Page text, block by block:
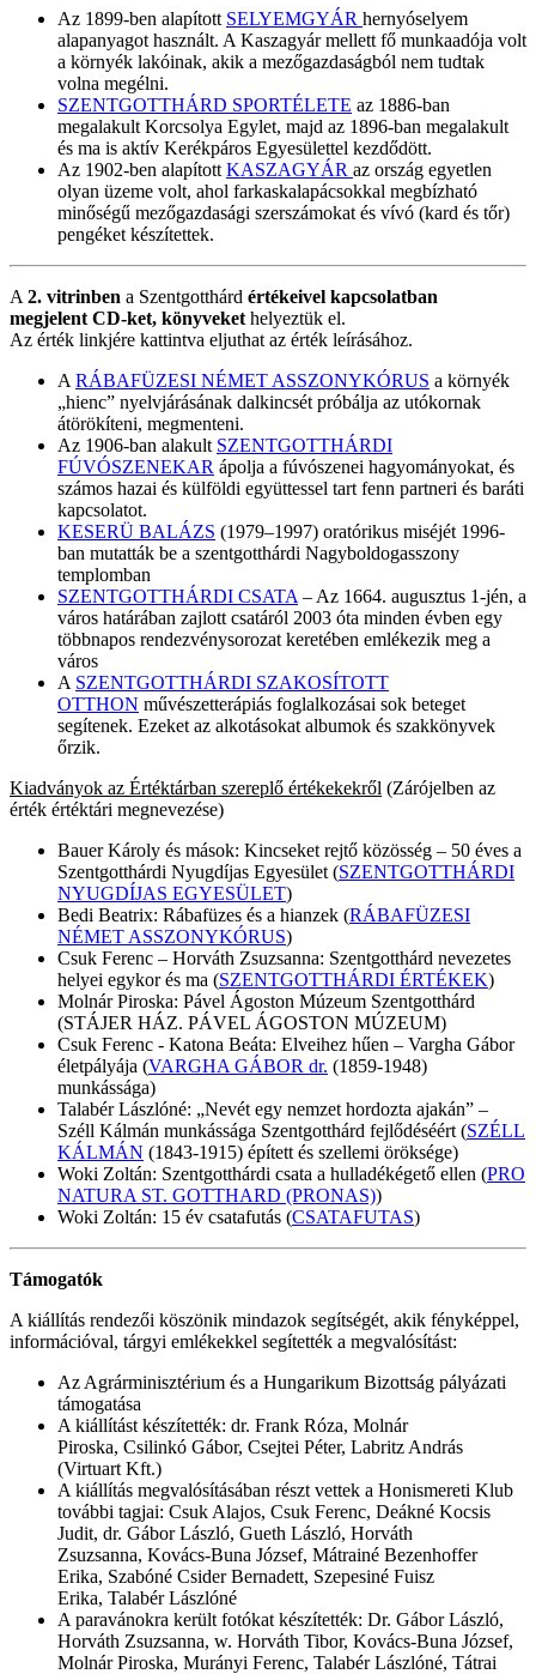
Az 1899-ben alapított SELYEMGYÁR hernyóselyem
alapanyagot használt. A Kaszagyár mellett fő munkaadója volt
a környék lakóinak, akik a mezőgazdaságból nem tudtak
volna megélni.
SZENTGOTTHÁRD SPORTÉLETE az 1886-ban
megalakult Korcsolya Egylet, majd az 1896-ban megalakult
és ma is aktív Kerékpáros Egyesülettel kezdődött.
Az 1902-ben alapított KASZAGYÁR az ország egyetlen
olyan üzeme volt, ahol farkaskalapácsokkal megbízható
minőségű mezőgazdasági szerszámokat és vívó (kard és tőr)
pengéket készítettek.
A 2. vitrinben a Szentgotthárd értékeivel kapcsolatban
megjelent CD-ket, könyveket helyeztük el.
Az érték linkjére kattintva eljuthat az érték leírásához.
A RÁBAFÜZESI NÉMET ASSZONYKÓRUS a környék
„hienc” nyelvjárásának dalkincsét próbálja az utókornak
átörökíteni, megmenteni.
Az 1906-ban alakult SZENTGOTTHÁRDI
FÚVÓSZENEKAR ápolja a fúvószenei hagyományokat, és
számos hazai és külföldi együttessel tart fenn partneri és baráti
kapcsolatot.
KESERÜ BALÁZS (1979–1997) oratórikus miséjét 1996-
ban mutatták be a szentgotthárdi Nagyboldogasszony
templomban
SZENTGOTTHÁRDI CSATA – Az 1664. augusztus 1-jén, a
város határában zajlott csatáról 2003 óta minden évben egy
többnapos rendezvénysorozat keretében emlékezik meg a
város
A SZENTGOTTHÁRDI SZAKOSÍTOTT
OTTHON művészetterápiás foglalkozásai sok beteget
segítenek. Ezeket az alkotásokat albumok és szakkönyvek
őrzik.
Kiadványok az Értéktárban szereplő értékekekről (Zárójelben az
érték értéktári megnevezése)
Bauer Károly és mások: Kincseket rejtő közösség – 50 éves a
Szentgotthárdi Nyugdíjas Egyesület (SZENTGOTTHÁRDI
NYUGDÍJAS EGYESÜLET)
Bedi Beatrix: Rábafüzes és a hianzek (RÁBAFÜZESI
NÉMET ASSZONYKÓRUS)
Csuk Ferenc – Horváth Zsuzsanna: Szentgotthárd nevezetes
helyei egykor és ma (SZENTGOTTHÁRDI ÉRTÉKEK)
Molnár Piroska: Pável Ágoston Múzeum Szentgotthárd
(STÁJER HÁZ. PÁVEL ÁGOSTON MÚZEUM)
Csuk Ferenc - Katona Beáta: Elveihez hűen – Vargha Gábor
életpályája (VARGHA GÁBOR dr. (1859-1948)
munkássága)
Talabér Lászlóné: „Nevét egy nemzet hordozta ajakán” –
Széll Kálmán munkássága Szentgotthárd fejlődéséért (SZÉLL
KÁLMÁN (1843-1915) épített és szellemi öröksége)
Woki Zoltán: Szentgotthárdi csata a hulladékégető ellen (PRO
NATURA ST. GOTTHARD (PRONAS))
Woki Zoltán: 15 év csatafutás (CSATAFUTAS)
Támogatók
A kiállítás rendezői köszönik mindazok segítségét, akik fényképpel,
információval, tárgyi emlékekkel segítették a megvalósítást:
Az Agrárminisztérium és a Hungarikum Bizottság pályázati
támogatása
A kiállítást készítették: dr. Frank Róza, Molnár
Piroska, Csilinkó Gábor, Csejtei Péter, Labritz András
(Virtuart Kft.)
A kiállítás megvalósításában részt vettek a Honismereti Klub
további tagjai: Csuk Alajos, Csuk Ferenc, Deákné Kocsis
Judit, dr. Gábor László, Gueth László, Horváth
Zsuzsanna, Kovács-Buna József, Mátrainé Bezenhoffer
Erika, Szabóné Csider Bernadett, Szepesiné Fuisz
Erika, Talabér Lászlóné
A paravánokra került fotókat készítették: Dr. Gábor László,
Horváth Zsuzsanna, w. Horváth Tibor, Kovács-Buna József,
Molnár Piroska, Murányi Ferenc, Talabér Lászlóné, Tátrai